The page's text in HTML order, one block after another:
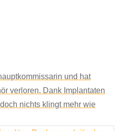
und hat
verloren. Dank Implantaten
nichts klingt mehr wie